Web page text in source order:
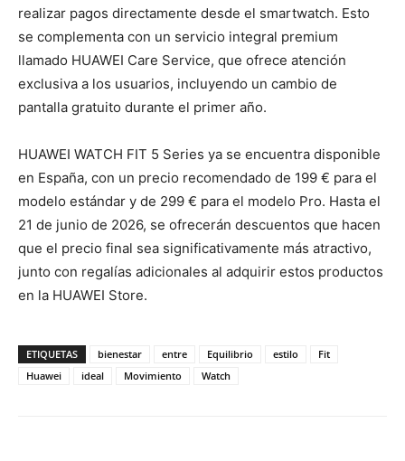
realizar pagos directamente desde el smartwatch. Esto
se complementa con un servicio integral premium
llamado HUAWEI Care Service, que ofrece atención
exclusiva a los usuarios, incluyendo un cambio de
pantalla gratuito durante el primer año.
HUAWEI WATCH FIT 5 Series ya se encuentra disponible
en España, con un precio recomendado de 199 € para el
modelo estándar y de 299 € para el modelo Pro. Hasta el
21 de junio de 2026, se ofrecerán descuentos que hacen
que el precio final sea significativamente más atractivo,
junto con regalías adicionales al adquirir estos productos
en la HUAWEI Store.
ETIQUETAS bienestar entre Equilibrio estilo
Fit
Huawei
ideal Movimiento Watch